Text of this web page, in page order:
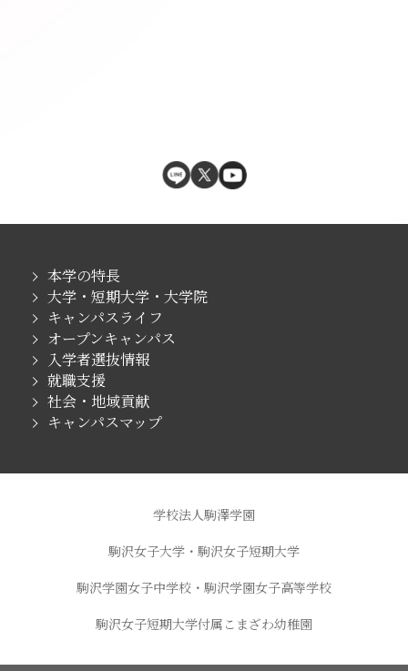
本学の特長
大学・短期大学・大学院
キャンパスライフ
オープンキャンパス
入学者選抜情報
就職支援
社会・地域貢献
キャンパスマップ
学校法人駒澤学園
駒沢女子大学・駒沢女子短期大学
駒沢学園女子中学校・駒沢学園女子高等学校
駒沢女子短期大学付属こまざわ幼稚園